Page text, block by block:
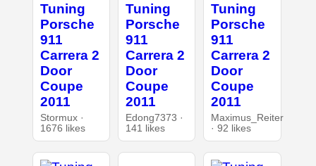
Tuning
Porsche
911
Carrera 2
Door
Coupe
2011
Stormux ·
1676 likes
Tuning
Porsche
911
Carrera 2
Door
Coupe
2011
Edong7373 ·
141 likes
Tuning
Porsche
911
Carrera 2
Door
Coupe
2011
Maximus_Reiter
· 92 likes